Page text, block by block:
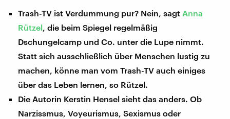
Trash-TV ist Verdummung pur? Nein, sagt Anna
Rützel , die beim Spiegel regelmäßig
Dschungelcamp und Co. unter die Lupe nimmt.
Statt sich ausschließlich über Menschen lustig zu
machen, könne man vom Trash-TV auch einiges
über das Leben lernen, so Rützel.
Die Autorin Kerstin Hensel sieht das anders. Ob
Narzissmus, Voyeurismus, Sexismus oder